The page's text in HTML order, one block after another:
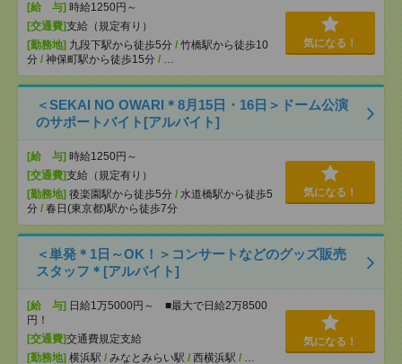
[給 与] 時給1250円～
[交通費]支給（規定有り）
[勤務地] 九段下駅から徒歩5分 / 竹橋駅から徒歩10
分 / 神保町駅から徒歩15分 / …
気になる！
＜SEKAI NO OWARI＊8月15日・16日＞ドーム公演
のサポートバイト[アルバイト]
[給 与] 時給1250円～
[交通費]支給（規定有り）
[勤務地] 後楽園駅から徒歩5分 / 水道橋駅から徒歩5
分 / 春日(東京都)駅から徒歩7分
気になる！
＜単発＊1日～OK！＞コンサートなどのグッズ販売
スタッフ＊[アルバイト]
[給 与] 日給1万5000円～ ■最大で日給2万8500
円！
[交通費]交通費規定支給
[勤務地] 横浜駅 / みなとみらい駅 / 西横浜駅 / …
気になる！